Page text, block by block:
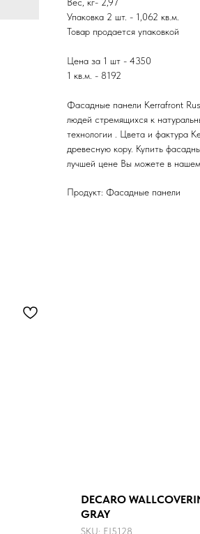
Упаковка 2 шт. - 1,062 кв.м.
Товар продается упаковкой
Цена за 1 шт - 4350
1 кв.м. - 8192
Фасадные панели Kerrafront
людей стремящихся к
технологии . Цвета и фактура
древесную кору. Купить
лучшей цене Вы можете в нашем
Продукт: Фасадные панели
DECARO
GRAY
SKU: EI5128